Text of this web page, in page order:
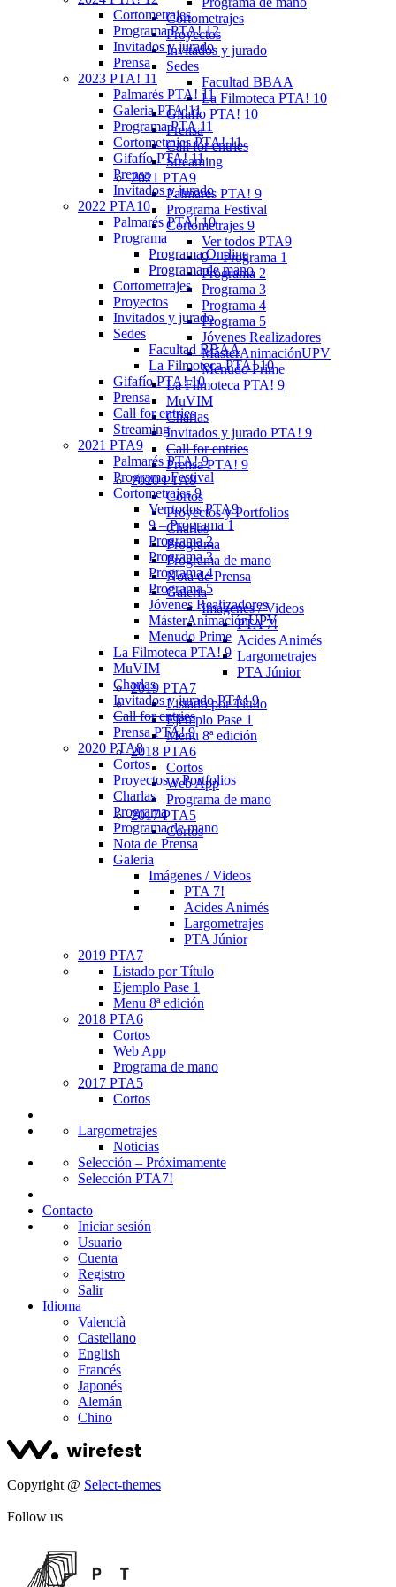
Cortometrajes
Proyectos
Invitados y jurado
Sedes
Facultad BBAA
La Filmoteca PTA! 10
Gifafío PTA! 10
Prensa
Call for entries
Streaming
2021 PTA9
Palmarés PTA! 9
Programa Festival
Cortometrajes 9
Ver todos PTA9
9 – Programa 1
Programa 2
Programa 3
Programa 4
Programa 5
Jóvenes Realizadores
MásterAnimaciónUPV
Menudo Prime
La Filmoteca PTA! 9
MuVIM
Charlas
Invitados y jurado PTA! 9
Call for entries
Prensa PTA! 9
2020 PTA8
Cortos
Proyectos y Portfolios
Charlas
Programa
Programa de mano
Nota de Prensa
Galeria
Imágenes / Videos
PTA 7!
Acides Animés
Largometrajes
PTA Júnior
2019 PTA7
Listado por Título
Ejemplo Pase 1
Menu 8ª edición
2018 PTA6
Cortos
Web App
Programa de mano
2017 PTA5
Cortos
Cortometrajes
Programa PTA! 12
Invitados y jurado
Prensa
2023 PTA! 11
Palmarés PTA! 11
Galeria PTA!11
Programa PTA 11
Cortometrajes PTA! 11
Gifafío PTA! 11
Prensa
Invitados y jurado
2022 PTA10
Palmarés PTA! 10
Programa
Programa On-line
Programa de mano
Cortometrajes
Proyectos
Invitados y jurado
Sedes
Facultad BBAA
La Filmoteca PTA! 10
Gifafío PTA! 10
Prensa
Call for entries
Streaming
2021 PTA9
Palmarés PTA! 9
Programa Festival
Cortometrajes 9
Ver todos PTA9
9 – Programa 1
Programa 2
Programa 3
Programa 4
Programa 5
Jóvenes Realizadores
MásterAnimaciónUPV
Menudo Prime
La Filmoteca PTA! 9
MuVIM
Charlas
Invitados y jurado PTA! 9
Call for entries
Prensa PTA! 9
2020 PTA8
Cortos
Proyectos y Portfolios
Charlas
Programa
Programa de mano
Nota de Prensa
Galeria
Imágenes / Videos
PTA 7!
Acides Animés
Largometrajes
PTA Júnior
2019 PTA7
Listado por Título
Ejemplo Pase 1
Menu 8ª edición
2018 PTA6
Cortos
Web App
Programa de mano
2017 PTA5
Cortos
Largometrajes
Noticias
Selección – Próximamente
Selección PTA7!
Contacto
Iniciar sesión
Usuario
Cuenta
Registro
Salir
Idioma
Valencià
Castellano
English
Francés
Japonés
Alemán
Chino
Copyright @ Select-themes
Follow us